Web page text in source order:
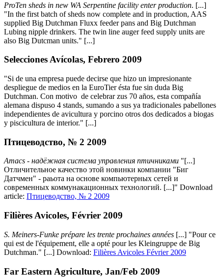
ProTen sheds in new WA Serpentine facility enter production. [...]
"In the first batch of sheds now complete and in production, AAS
supplied Big Dutchman Fluxx feeder pans and Big Dutchman
Lubing nipple drinkers. The twin line auger feed supply units are
also Big Dutcman units." [...]
Selecciones Avícolas, Febrero 2009
"Si de una empresa puede decirse que hizo un impresionante
despliegue de medios en la EuroTier ésta fue sin duda Big
Dutchman. Con motivo de celebrar zus 70 años, esta compañía
alemana dispuso 4 stands, sumando a sus ya tradicionales pabellones
independientes de avicultura y porcino otros dos dedicados a biogas
y piscicultura de interior." [...]
Птицеводство, № 2 2009
Amacs - надёжная система управления птичниками "[...]
Отличительное качество этой новинки компании "Биг
Датчмен" - раьота на основе компьютерных сетей и
современных коммунакационных технологий. [...]" Download
article: Птицеводство, № 2 2009
Filières Avicoles, Février 2009
S. Meiners-Funke prépare les trente prochaines années [...] "Pour ce
qui est de l'équipement, elle a opté pour les Kleingruppe de Big
Dutchman." [...] Download: Filières Avicoles Février 2009
Far Eastern Agriculture, Jan/Feb 2009